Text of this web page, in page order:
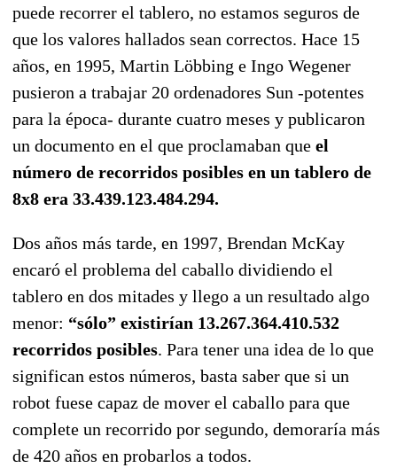
puede recorrer el tablero, no estamos seguros de
que los valores hallados sean correctos. Hace 15
años, en 1995, Martin Löbbing e Ingo Wegener
pusieron a trabajar 20 ordenadores Sun -potentes
para la época- durante cuatro meses y publicaron
un documento en el que proclamaban que el
número de recorridos posibles en un tablero de
8x8 era 33.439.123.484.294.
Dos años más tarde, en 1997, Brendan McKay
encaró el problema del caballo dividiendo el
tablero en dos mitades y llego a un resultado algo
menor: “sólo” existirían 13.267.364.410.532
recorridos posibles. Para tener una idea de lo que
significan estos números, basta saber que si un
robot fuese capaz de mover el caballo para que
complete un recorrido por segundo, demoraría más
de 420 años en probarlos a todos.